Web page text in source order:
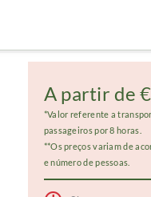
A partir de
*Valor referente a
passageiros por 8 horas.
**Os preços variam de
e número de pessoas.